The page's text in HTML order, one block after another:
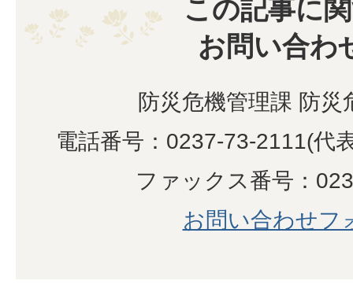
この記事に
お問い合わ
防災危機管理課 防災
電話番号：0237-73-2111(代
ファックス番号：
お問い合わせフ